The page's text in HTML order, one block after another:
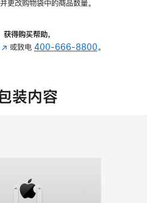
更改购物袋中的商品数量。
获得购买帮助，
(在 或致电 400-666-8800。
装内容